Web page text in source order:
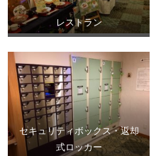
レストラン
セキュリティボックス・返却
式ロッカー